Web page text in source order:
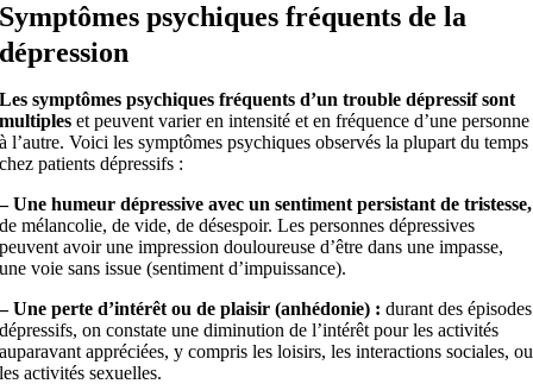
Symptômes psychiques fréquents de la
dépression
Les symptômes psychiques fréquents d’un trouble dépressif sont
multipleset peuvent varier en intensité et en fréquence d’une personne
à l’autre. Voici les symptômes psychiques observés la plupart du temps
chez patients dépressifs :
– Une humeur dépressive avec un sentiment persistant de tristesse,
de mélancolie, de vide, de désespoir. Les personnes dépressives
peuvent avoir une impression douloureuse d’être dans une impasse,
une voie sans issue (sentiment d’impuissance).
– Une perte d’intérêt ou de plaisir (anhédonie) :durant des épisodes
dépressifs, on constate une diminution de l’intérêt pour les activités
auparavant appréciées, y compris les loisirs, les interactions sociales, ou
les activités sexuelles.